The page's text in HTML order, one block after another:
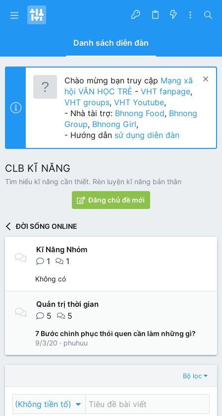
Danh sách diễn đàn
Chào mừng bạn truy cập Mạng xã
hội VĂN HỌC TRẺ - VHT fanpage,
VHT groups, VHT Youtube,
- Nhà tài trợ: Bhnong Food, Bhnong
Group, Bhnong Girl,
- Hướng dẫn sử dụng diễn đàn
CLB KĨ NĂNG
Tìm hiểu kĩ năng cần thiết. Rèn luyện kĩ năng bản thân
Đăng chủ đề mới
ĐỜI SỐNG ONLINE
Kĩ Năng Nhóm
1 1
Không có
Quản trị thời gian
5 5
7 Bước chinh phục thói quen cần làm những gì?
9/3/20
phuhuu
Bộ lọc
(Không tiền tố)